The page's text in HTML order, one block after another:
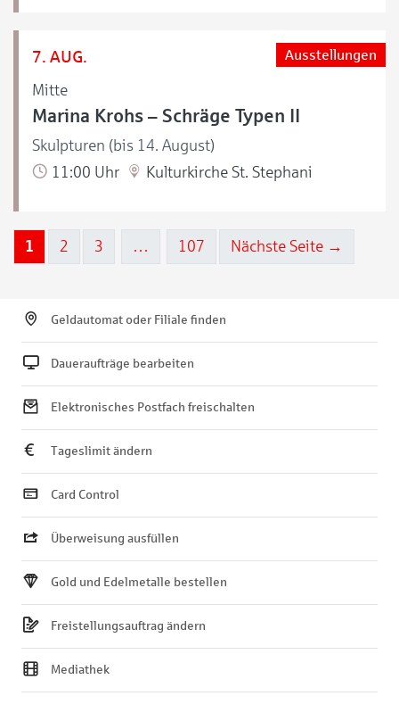
7. AUG.
Mitte
Ausstellungen
Marina Krohs – Schräge Typen II
Skulpturen (bis 14. August)
11:00 Uhr
Kulturkirche St. Stephani
1 2 3 … 107 Nächste Seite →
Geldautomat oder Filiale finden
Daueraufträge bearbeiten
Elektronisches Postfach freischalten
Tageslimit ändern
Card Control
Überweisung ausfüllen
Gold und Edelmetalle bestellen
Freistellungsauftrag ändern
Mediathek